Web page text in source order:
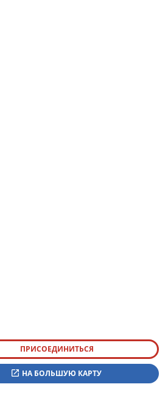
ПРИСОЕДИНИТЬСЯ
НА БОЛЬШУЮ КАРТУ